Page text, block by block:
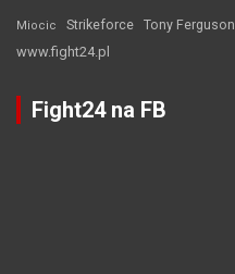
Miocic Strikeforce Tony Ferguson
www.fight24.pl
Fight24 na FB